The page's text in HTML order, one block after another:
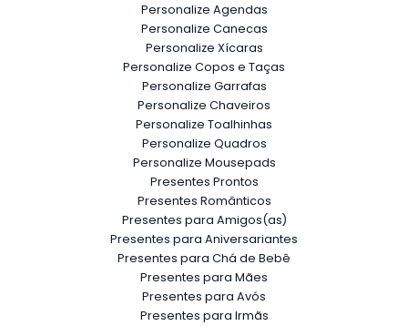
Personalize Agendas
Personalize Canecas
Personalize Xícaras
Personalize Copos e Taças
Personalize Garrafas
Personalize Chaveiros
Personalize Toalhinhas
Personalize Quadros
Personalize Mousepads
Presentes Prontos
Presentes Românticos
Presentes para Amigos(as)
Presentes para Aniversariantes
Presentes para Chá de Bebê
Presentes para Mães
Presentes para Avós
Presentes para Irmãs